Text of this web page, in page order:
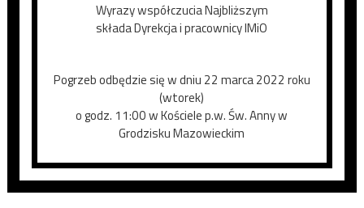
Wyrazy współczucia Najbliższym
składa Dyrekcja i pracownicy IMiO
Pogrzeb odbędzie się w dniu 22 marca 2022 roku
(wtorek)
o godz. 11:00 w Kościele p.w. Św. Anny w
Grodzisku Mazowieckim